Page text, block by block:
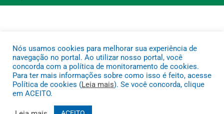
Nós usamos cookies para melhorar sua experiência de
navegação no portal. Ao utilizar nosso portal, você
concorda com a política de monitoramento de cookies.
Para ter mais informações sobre como isso é feito, acesse
Política de cookies (Leia mais). Se você concorda, clique
em ACEITO.